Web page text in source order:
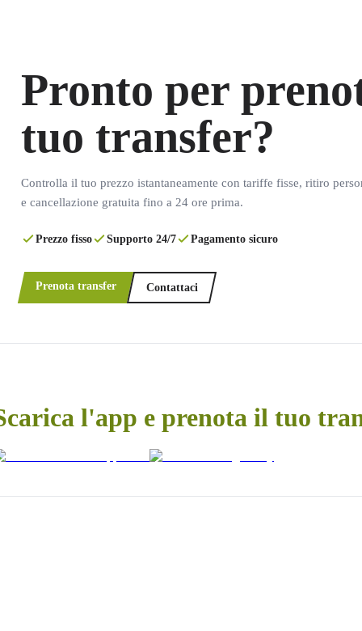
Pronto per
tuo transfer?
Controlla il tuo prezzo istantaneamente con tariffe fisse, ritiro
e cancellazione gratuita fino a 24 ore prima.
Prezzo fisso Supporto 24/7 Pagamento sicuro
Prenota transfer Contattaci
l'app e prenota il tuo